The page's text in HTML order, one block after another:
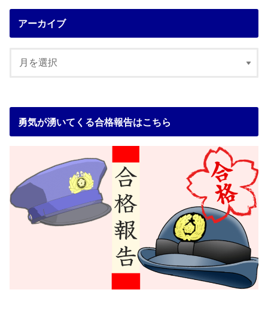
アーカイブ
勇気が湧いてくる合格報告はこちら